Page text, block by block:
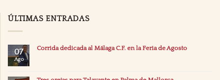
ÚLTIMAS ENTRADAS
07
Ago
Corrida dedicada al Málaga C.F. en la Feria de Agosto